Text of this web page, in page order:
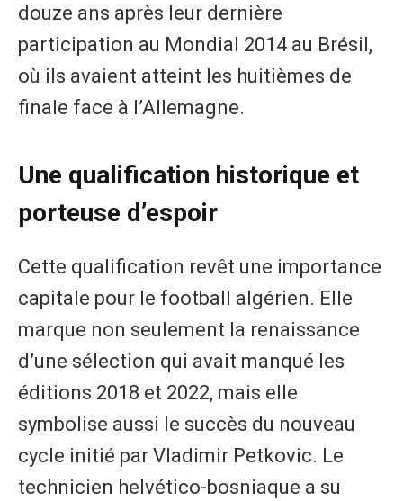
douze ans après leur dernière
participation au Mondial 2014 au Brésil,
où ils avaient atteint les huitièmes de
finale face à l’Allemagne.
Une qualification historique et
porteuse d’espoir
Cette qualification revêt une importance
capitale pour le football algérien. Elle
marque non seulement la renaissance
d’une sélection qui avait manqué les
éditions 2018 et 2022, mais elle
symbolise aussi le succès du nouveau
cycle initié par Vladimir Petkovic. Le
technicien helvético-bosniaque a su